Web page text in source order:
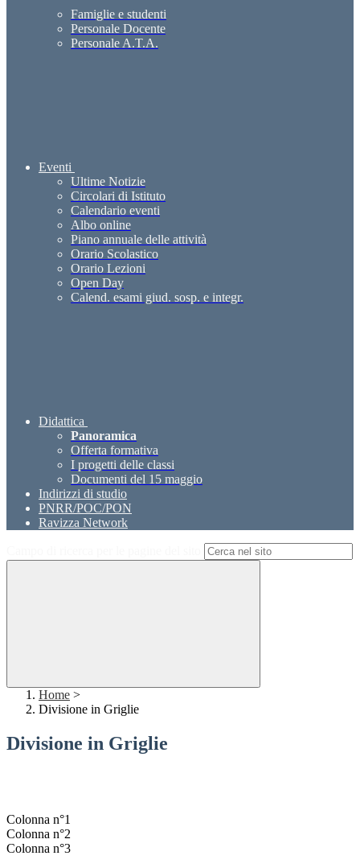
Famiglie e studenti
Personale Docente
Personale A.T.A.
Eventi
Ultime Notizie
Circolari di Istituto
Calendario eventi
Albo online
Piano annuale delle attività
Orario Scolastico
Orario Lezioni
Open Day
Calend. esami giud. sosp. e integr.
Didattica
Panoramica
Offerta formativa
I progetti delle classi
Documenti del 15 maggio
Indirizzi di studio
PNRR/POC/PON
Ravizza Network
Home >
Divisione in Griglie
Divisione in Griglie
Colonna n°1
Colonna n°2
Colonna n°3